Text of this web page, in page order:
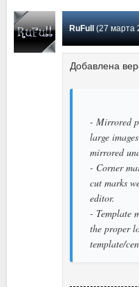
RuFull (27 марта
Добавлена
- Mirrored
large
mirrored
- Corner
cut marks
editor.
- Template
the proper
template/